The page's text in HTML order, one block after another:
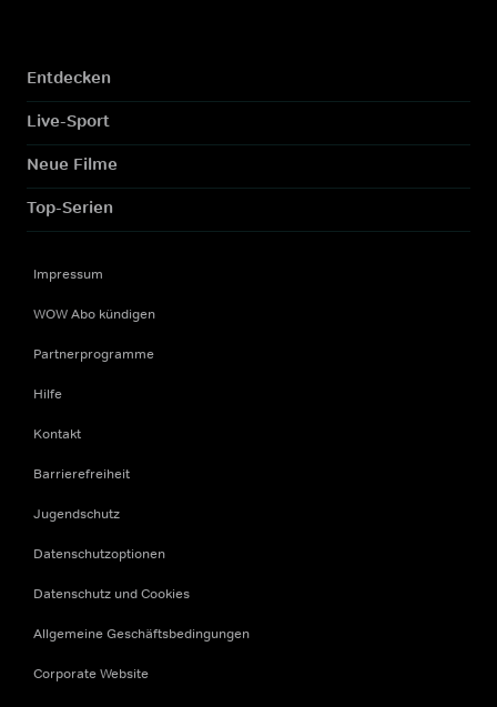
Entdecken
Live-Sport
Neue Filme
Top-Serien
Impressum
WOW Abo kündigen
Partnerprogramme
Hilfe
Kontakt
Barrierefreiheit
Jugendschutz
Datenschutzoptionen
Datenschutz und Cookies
Allgemeine Geschäftsbedingungen
Corporate Website